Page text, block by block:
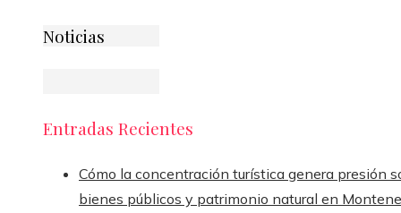
Noticias
Entradas Recientes
Cómo la concentración turística genera presión
bienes públicos y patrimonio natural en